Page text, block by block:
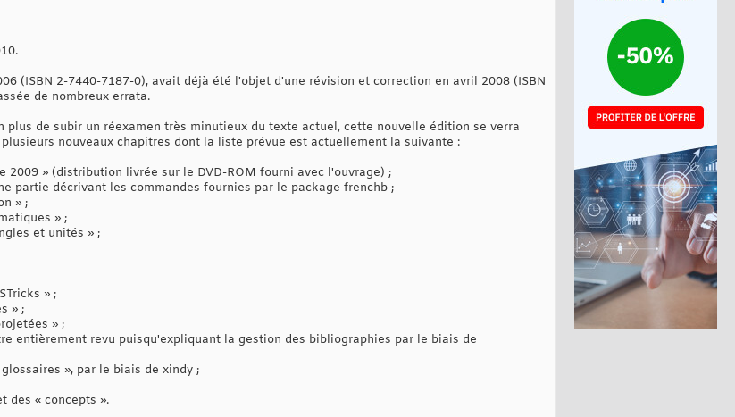
(ISBN 2-7440-7187-0), avait déjà été l'objet d'une révision et correction en avril 2008 (ISBN
de nombreux errata.
plus de subir un réexamen très minutieux du texte actuel, cette nouvelle édition se verra
nouveaux chapitres dont la liste prévue est actuellement la suivante :
2009 » (distribution livrée sur le DVD-ROM fourni avec l'ouvrage) ;
partie décrivant les commandes fournies par le package frenchb ;
» ;
» ;
et unités » ;
» ;
» ;
» ;
entièrement revu puisqu'expliquant la gestion des bibliographies par le biais de
», par le biais de xindy ;
des « concepts ».